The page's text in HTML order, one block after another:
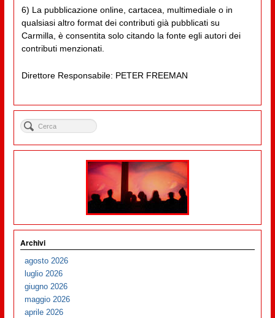
6) La pubblicazione online, cartacea, multimediale o in
qualsiasi altro format dei contributi già pubblicati su
Carmilla, è consentita solo citando la fonte egli autori dei
contributi menzionati.
Direttore Responsabile: PETER FREEMAN
Archivi
agosto 2026
luglio 2026
giugno 2026
maggio 2026
aprile 2026